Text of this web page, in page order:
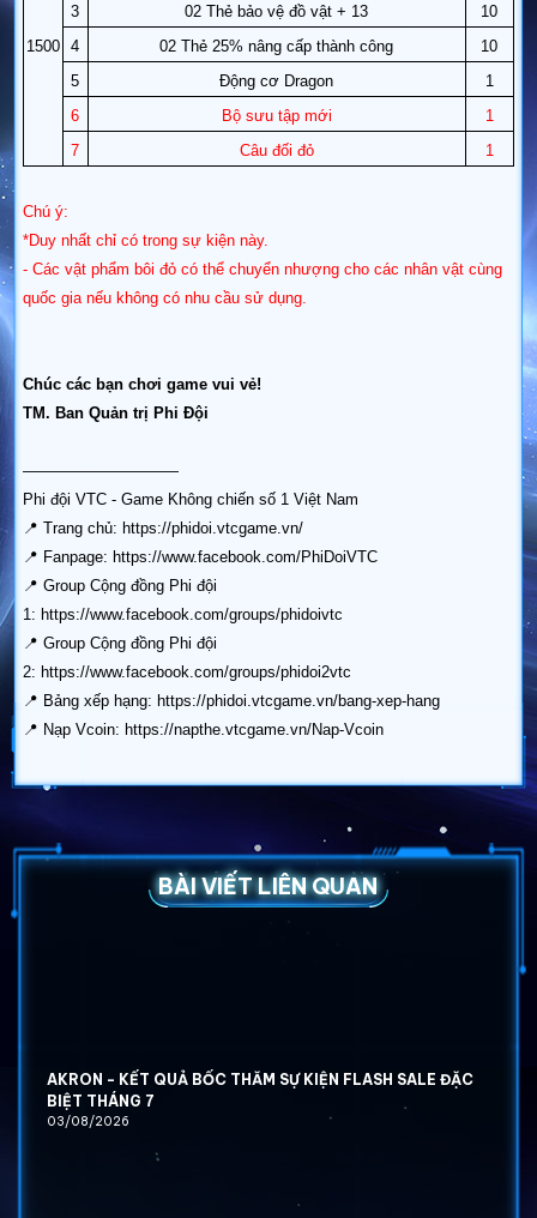
1500
3
02 Thẻ bảo vệ đồ vật + 13
10
4
02 Thẻ 25% nâng cấp thành công
10
5
Động cơ Dragon
1
6
Bộ sưu tập mới
1
7
Câu đối đỏ 1
Chú ý:
*Duy nhất chỉ có trong sự kiện này.
- Các vật phẩm bôi đỏ có thể chuyển nhượng cho các nhân vật cùng
quốc gia nếu không có nhu cầu sử dụng.
Chúc các bạn chơi game vui vẻ!
TM. Ban Quản trị Phi Đội
——————————
Phi đội VTC - Game Không chiến số 1 Việt Nam
📍 Trang chủ: https://phidoi.vtcgame.vn/
📍 Fanpage: https://www.facebook.com/PhiDoiVTC
📍 Group Cộng đồng Phi đội
1: https://www.facebook.com/groups/phidoivtc
📍 Group Cộng đồng Phi đội
2: https://www.facebook.com/groups/phidoi2vtc
📍 Bảng xếp hạng: https://phidoi.vtcgame.vn/bang-xep-hang
📍 Nạp Vcoin: https://napthe.vtcgame.vn/Nap-Vcoin
BÀI VIẾT LIÊN QUAN
AKRON - KẾT QUẢ BỐC THĂM SỰ KIỆN FLASH SALE ĐẶC
BIỆT THÁNG 7
03/08/2026